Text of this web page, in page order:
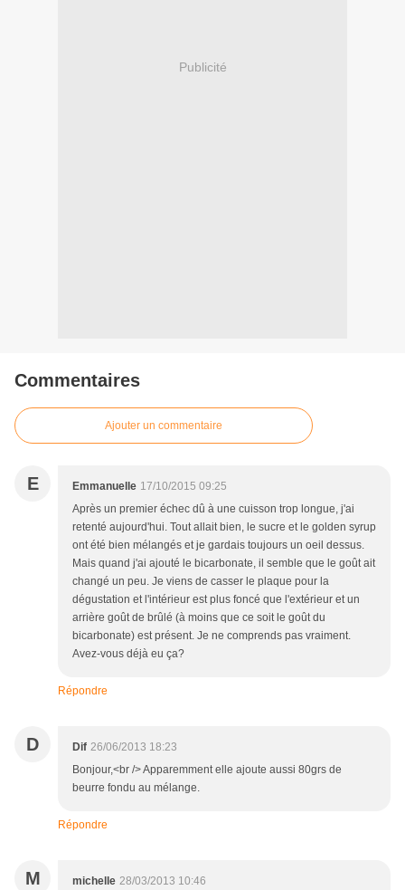
Publicité
Commentaires
Ajouter un commentaire
E Emmanuelle 17/10/2015 09:25
Après un premier échec dû à une cuisson trop longue, j'ai
retenté aujourd'hui. Tout allait bien, le sucre et le golden syrup
ont été bien mélangés et je gardais toujours un oeil dessus.
Mais quand j'ai ajouté le bicarbonate, il semble que le goût ait
changé un peu. Je viens de casser le plaque pour la
dégustation et l'intérieur est plus foncé que l'extérieur et un
arrière goût de brûlé (à moins que ce soit le goût du
bicarbonate) est présent. Je ne comprends pas vraiment.
Avez-vous déjà eu ça?
Répondre
D Dif 26/06/2013 18:23
Bonjour,<br /> Apparemment elle ajoute aussi 80grs de
beurre fondu au mélange.
Répondre
M michelle 28/03/2013 10:46